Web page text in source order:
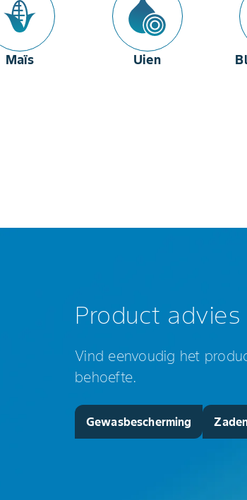
Maïs Uien
Product advies
Vind eenvoudig het
behoefte.
Gewasbescherming